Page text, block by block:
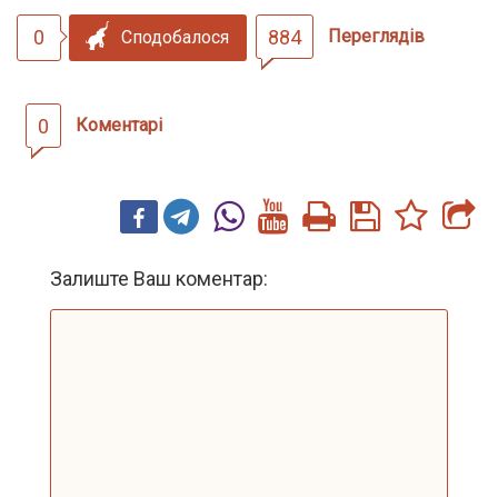
0 Сподобалося 884 Переглядів
0 Коментарі
Залиште Ваш коментар: